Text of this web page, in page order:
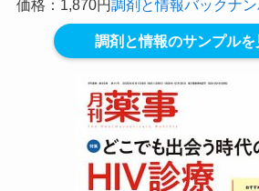
価格：1,870円調剤と情報バックナン
調剤と情報のサンプルを